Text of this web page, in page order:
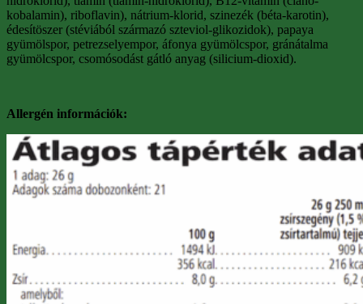
kobalamin), riboflavin), nátrium-klorid, szinezék (béta-karotin),
édesítöszer (stéviából származó szteviol-glikozidok), papaya
gyümölspor, petrezselyempor, áfonya gyümölcspor, gránátalma
gyümölcspor, csomósodást gátló anyag (silicium-dioxid).
Allergén információk: